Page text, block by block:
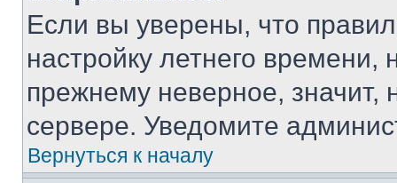
Если вы уверены, что
настройку летнего
прежнему неверное, значит,
сервере. Уведомите
Вернуться к началу